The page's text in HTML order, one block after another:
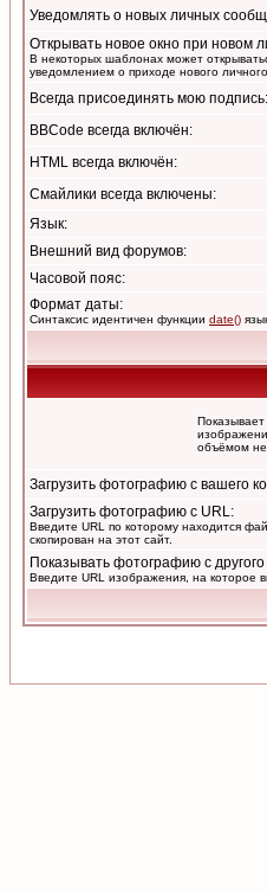
Уведомлять о новых личных
Открывать новое окно при новом
В некоторых шаблонах может
уведомлением о приходе нового
Всегда присоединять мою подпись:
BBCode всегда включён:
HTML всегда включён:
Смайлики всегда включены:
Язык:
Внешний вид форумов:
Часовой пояс:
Формат даты:
Синтаксис идентичен функции date()
объёмом не
Загрузить фотографию с вашего
Загрузить фотографию с URL:
Введите URL по которому находится
скопирован на этот сайт.
Показывать фотографию с
Введите URL изображения, на которое